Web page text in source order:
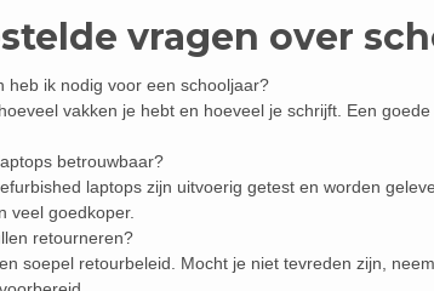
vragen over
heb ik nodig voor een schooljaar?
vakken je hebt en hoeveel je schrijft. Een
betrouwbaar?
laptops zijn uitvoerig getest en worden
veel goedkoper.
retourneren?
soepel retourbeleid. Mocht je niet tevreden zijn,